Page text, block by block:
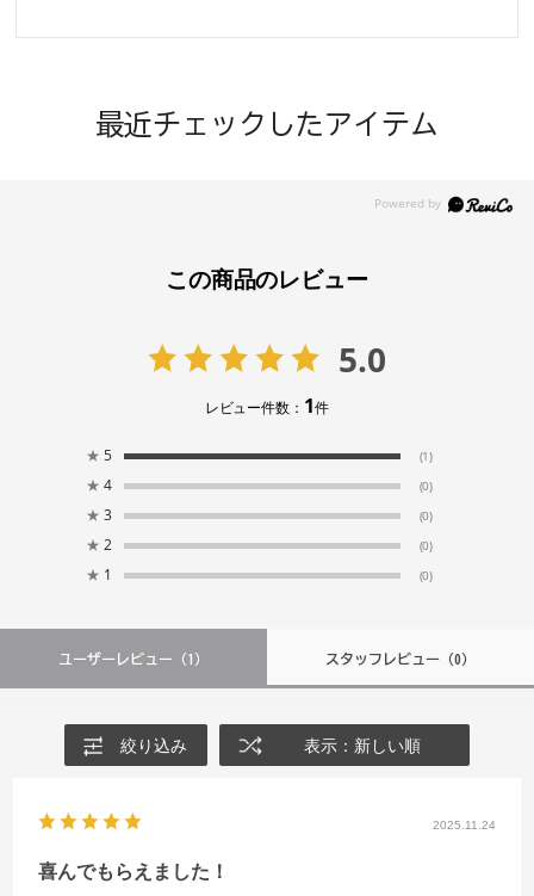
最近チェックしたアイテム
この商品のレビュー
5.0
レビュー件数： 1件
★ 5 (1)
★ 4 (0)
★ 3 (0)
★ 2 (0)
★ 1 (0)
ユーザーレビュー （1） スタッフレビュー（0）
絞り込み 表示：新しい順
2025.11.24
喜んでもらえました！